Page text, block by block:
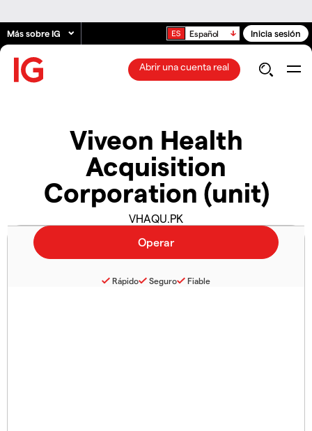
Más sobre IG Español Inicia sesión
Abrir una cuenta real
Viveon Health
Acquisition
Corporation (unit)
VHAQU.PK
Rápido Seguro Fiable